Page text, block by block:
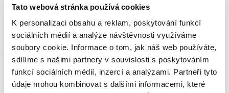
Tato webová stránka používá cookies
K personalizaci obsahu a reklam, poskytování funkcí
sociálních médií a analýze návštěvnosti využíváme
soubory cookie. Informace o tom, jak náš web používáte,
sdílíme s našimi partnery v souvislosti s poskytováním
funkcí sociálních médií, inzercí a analýzami. Partneři tyto
údaje mohou kombinovat s dalšími informacemi, které
Zlatý přívěsek s diamanty - srdce, strom života - 0,01 ct - ryzost 585
7 090 Kč
Zlato 585